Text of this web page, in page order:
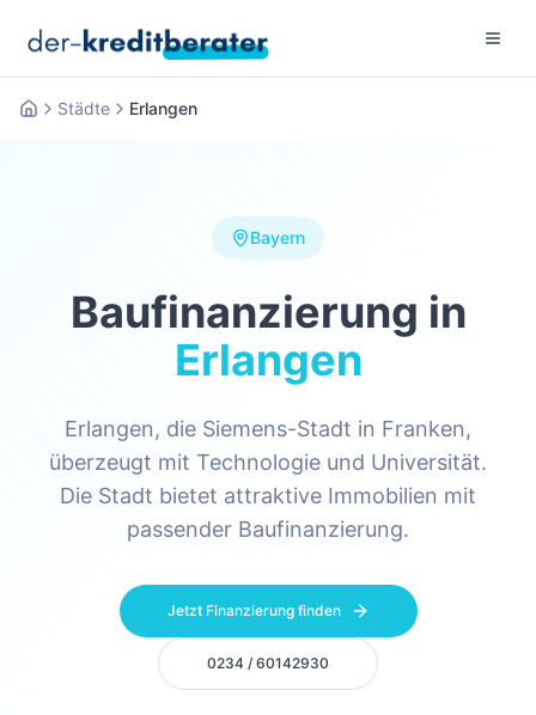
Menu
Startseite
Städte Erlangen
Bayern
Baufinanzierung in
Erlangen
Erlangen, die Siemens-Stadt in Franken,
überzeugt mit Technologie und Universität.
Die Stadt bietet attraktive Immobilien mit
passender Baufinanzierung.
Jetzt Finanzierung finden
0234 / 60142930